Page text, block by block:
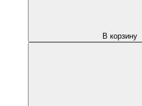
В корзину